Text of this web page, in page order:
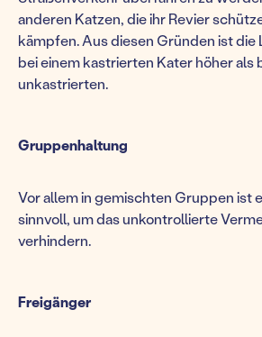
anderen Katzen, die ihr Revier
kämpfen. Aus diesen Gründen ist
bei einem kastrierten Kater höher als
unkastrierten.
Gruppenhaltung
Vor allem in gemischten Gruppen ist
sinnvoll, um das unkontrollierte
verhindern.
Freigänger